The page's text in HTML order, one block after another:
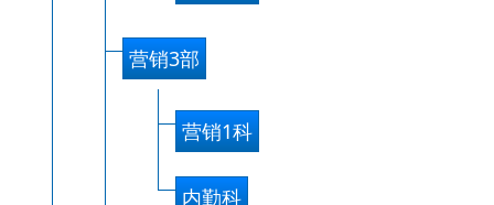
营销3部
营销1科
内勤科